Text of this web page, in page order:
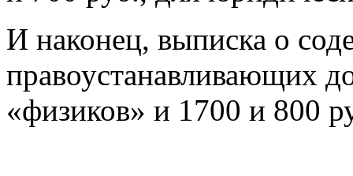
И наконец, выписка о
правоустанавливающих
«физиков» и 1700 и 800